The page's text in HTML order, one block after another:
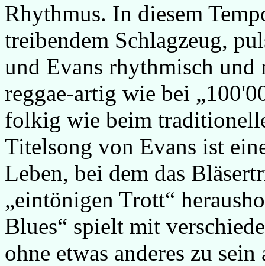
Rhythmus. In diesem
treibendem Schlagzeug,
und Evans rhythmisch
reggae-artig wie bei
folkig wie beim
Titelsong von Evans ist
Leben, bei dem das
„eintönigen Trott“
Blues“ spielt mit
ohne etwas anderes zu